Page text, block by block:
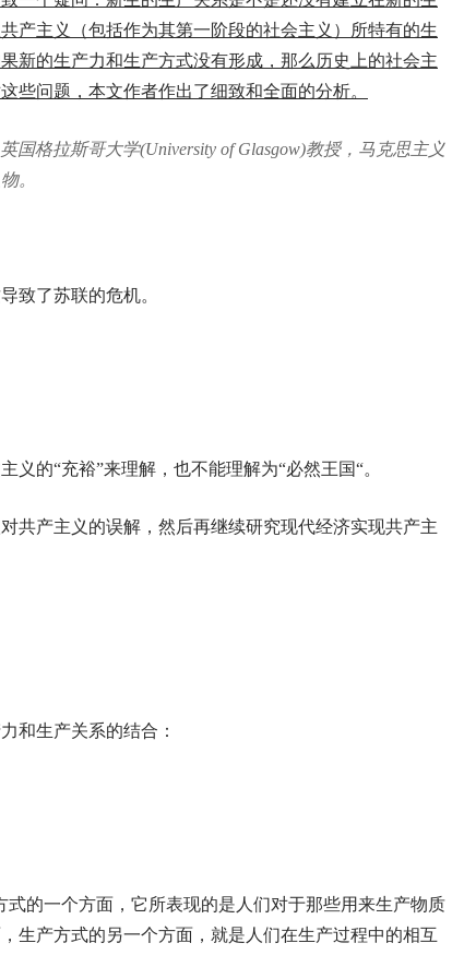
产主义（包括作为其第一阶段的社会主义）所特有的生
新的生产力和生产方式没有形成，那么历史上的社会主
些问题，本文作者作出了细致和全面的分析。
国格拉斯哥大学(University of Glasgow)教授，马克思主义
。
致了苏联的危机。
的“充裕”来理解，也不能理解为“必然王国“。
共产主义的误解，然后再继续研究现代经济实现共产主
和生产关系的结合：
的一个方面，它所表现的是人们对于那些用来生产物质
生产方式的另一个方面，就是人们在生产过程中的相互